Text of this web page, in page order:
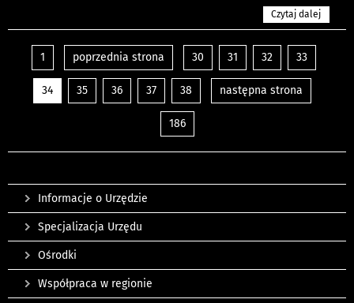
Czytaj dalej
1 poprzednia strona 30 31 32 33
34 35 36 37 38 następna strona
186
Informacje o Urzędzie
Specjalizacja Urzędu
Ośrodki
Współpraca w regionie